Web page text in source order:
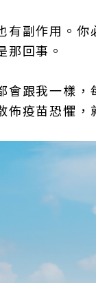
有副作用。
那回事。
會跟我一樣
佈疫苗恐懼，